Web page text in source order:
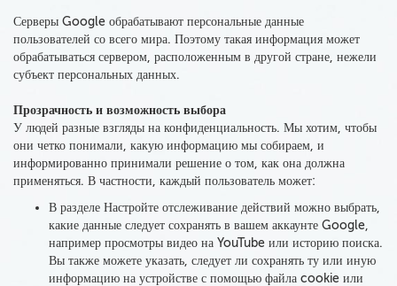
Серверы Google обрабатывают персональные данные
пользователей со всего мира. Поэтому такая информация может
обрабатываться сервером, расположенным в другой стране, нежели
субъект персональных данных.
Прозрачность и возможность выбора
У людей разные взгляды на конфиденциальность. Мы хотим, чтобы
они четко понимали, какую информацию мы собираем, и
информированно принимали решение о том, как она должна
применяться. В частности, каждый пользователь может:
В разделе Настройте отслеживание действий можно выбрать,
какие данные следует сохранять в вашем аккаунте Google,
например просмотры видео на YouTube или историю поиска.
Вы также можете указать, следует ли сохранять ту или иную
информацию на устройстве с помощью файла cookie или